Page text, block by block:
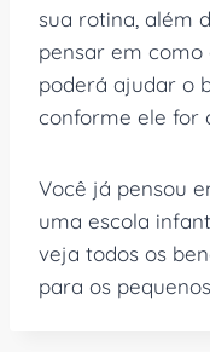
sua rotina, além
pensar em
poderá ajudar o
conforme ele for
Você já pensou
uma escola
veja todos os
para os